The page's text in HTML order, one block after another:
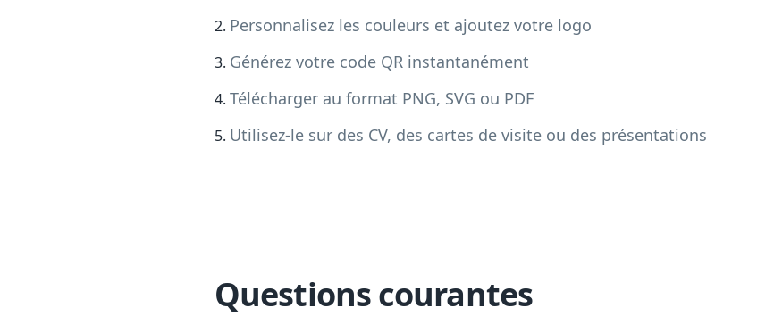
Personnalisez les couleurs et ajoutez votre logo
Générez votre code QR instantanément
Télécharger au format PNG, SVG ou PDF
Utilisez-le sur des CV, des cartes de visite ou des présentations
Questions courantes